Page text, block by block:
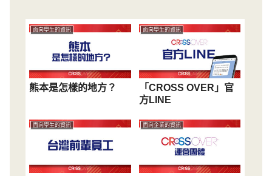
面向學生的資訊
熊本是怎樣的地方？
面向學生的資訊
「CROSS OVER」官
方LINE
面向學生的資訊 面向企業的資訊